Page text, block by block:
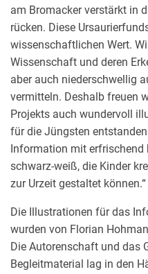
am Bromacker verstärkt in
rücken. Diese
wissenschaftlichen Wert.
Wissenschaft und deren
aber auch niederschwellig
vermitteln. Deshalb freuen
Projekts auch wundervoll
für die Jüngsten
Information mit erfrischend
schwarz-weiß, die Kinder
zur Urzeit gestaltet können.“
Die Illustrationen für das
wurden von Florian
Die Autorenschaft und das
Begleitmaterial lag in den